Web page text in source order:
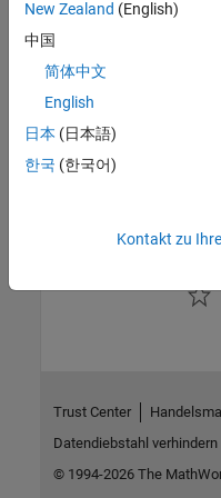
Comparison of Custom
Compare and contrast
Verwandte
Create Custom Library
New Zealand (English)
中国
简体中文
English
日本 (日本語)
한국 (한국어)
Kontakt zu
Trust Center
Datendiebstahl verhindern
© 1994-2026 The